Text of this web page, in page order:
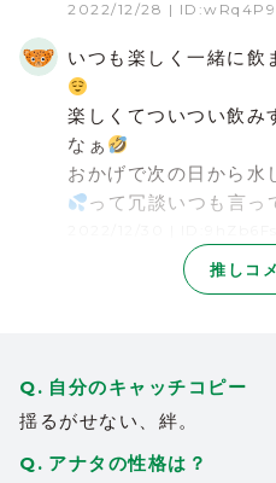
2022/12/28 |
いつも楽しく一緒に飲
楽しくてついつい飲み
なぁ
おかげで次の日から水
って冗談いつも言っ
2022/12/29 |
会った時はいつもいっ
こちらも元気が貰える
推しコ
自分のキャッチコピー
揺るがせない、絆。
アナタの性格は？